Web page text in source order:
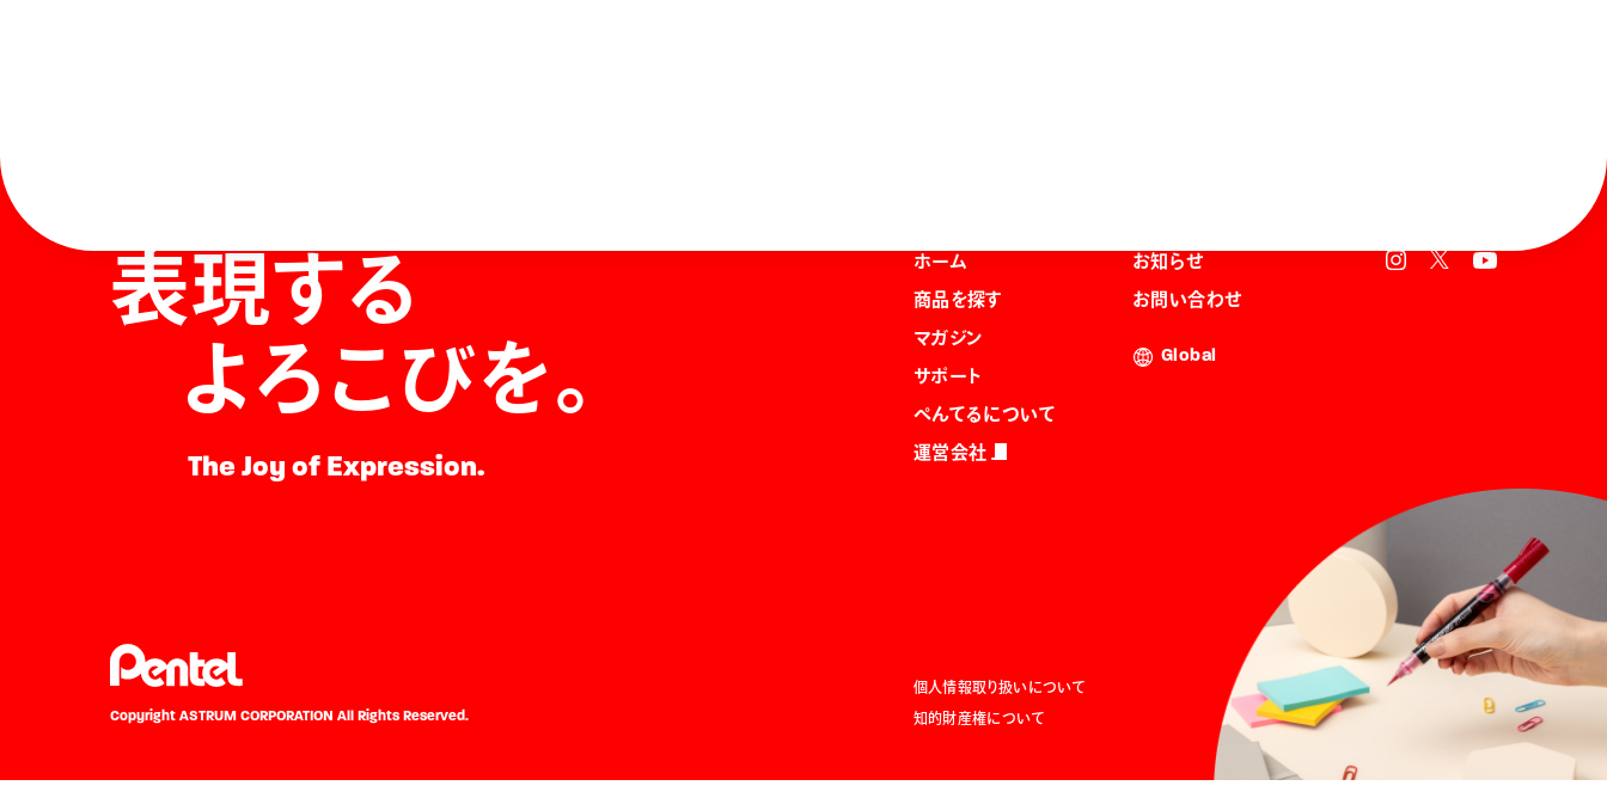
ホーム
商品を探す
マガジン
サポート
ぺんてるについて
運営会社
お知らせ
お問い合わせ
Global
個人情報取り扱いについて
知的財産権について
表現する
よろこびを。
The Joy of Expression.
Copyright ASTRUM CORPORATION All Rights Reserved.